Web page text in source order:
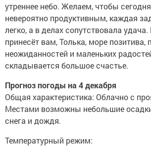
утреннее небо. Желаем, чтобы
невероятно продуктивным, каждая
легко, а в делах сопутствовала удача.
принесёт вам, Толька, море позитива,
неожиданностей и маленьких
складывается большое счастье.
Прогноз погоды на 4 декабря
Общая характеристика: Облачно с
Местами возможны небольшие
снега и дождя.
Температурный режим: